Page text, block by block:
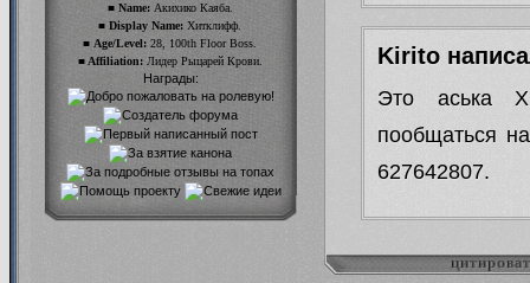
■ Name:Акихико Каяба.
■ Display Name: Хитклифф.
■ Age/Level: 28, 100th Floor Boss.
■ Affiliation:Лидер Рыцарей Крови.
Награды:
Kirito
Это аська
пообщаться
627642807.